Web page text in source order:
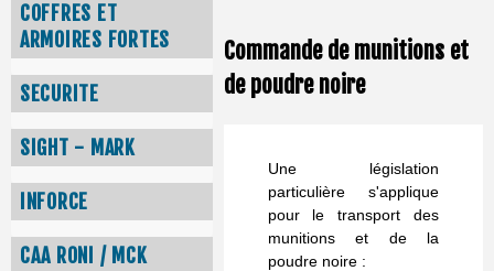
COFFRES ET
ARMOIRES FORTES
SECURITE
SIGHT - MARK
INFORCE
CAA RONI / MCK
Commande de munitions et
de poudre noire
Une législation
particulière s'applique
pour le transport des
munitions et de la
poudre noire :